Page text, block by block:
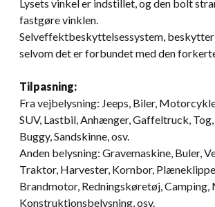
Lysets vinkel er indstillet, og den bolt
fastgøre vinklen.
Selveffektbeskyttelsessystem, beskytter
selvom det er forbundet med den
Tilpasning:
Fra vejbelysning: Jeeps, Biler,
SUV, Lastbil, Anhænger, Gaffeltruck, Tog,
Buggy, Sandskinne, osv.
Anden belysning: Gravemaskine, Buler,
Traktor, Harvester, Kornbor,
Brandmotor, Redningskøretøj, Camping,
Konstruktionsbelysning, osv.